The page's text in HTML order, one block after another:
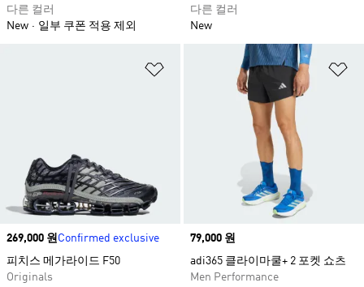
다른 컬러
New
일부 쿠폰 적용 제외
다른 컬러
New
위시리스트 담기
Price
269,000 원Confirmed exclusive
피치스 메가라이드 F50
Originals
Price
79,000 원
adi365 클라이마쿨+ 2 포켓 쇼츠
Men Performance